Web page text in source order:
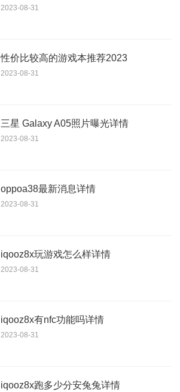
2023-08-31
性价比较高的游戏本推荐2023
2023-08-31
三星 Galaxy A05照片曝光详情
2023-08-31
oppoa38最新消息详情
2023-08-31
iqooz8x玩游戏怎么样详情
2023-08-31
iqooz8x有nfc功能吗详情
2023-08-31
iqooz8x跑多少分安兔兔详情